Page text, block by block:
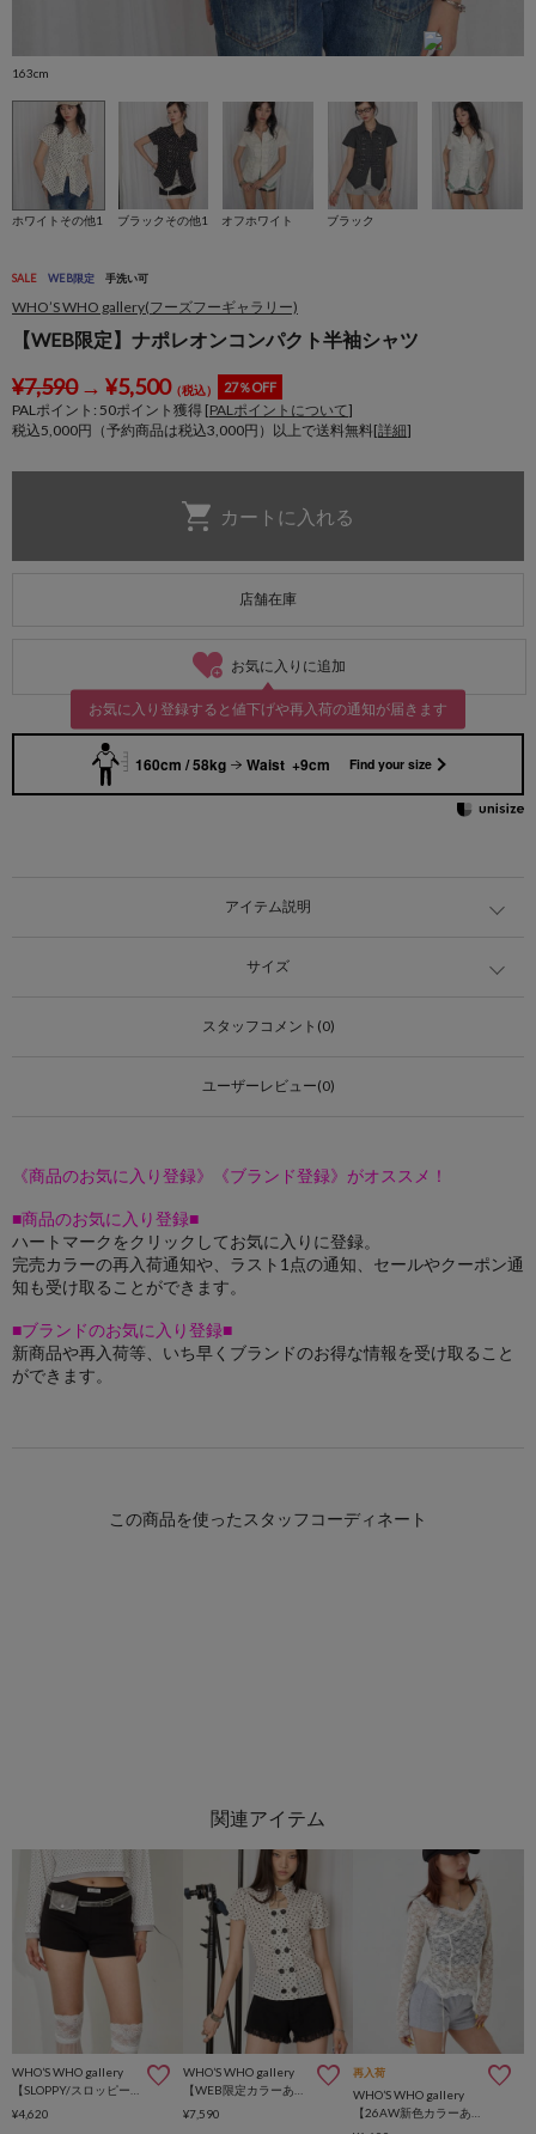
163cm
ホワイトその他1 ブラックその他1 オフホワイト ブラック
SALE WEB限定 手洗い可
WHO’S WHO gallery(フーズフーギャラリー)
【WEB限定】ナポレオンコンパクト半袖シャツ
¥7,590→ ¥5,500（税込） 27％OFF
PALポイント: 50ポイント獲得 [PALポイントについて]
税込5,000円（予約商品は税込3,000円）以上で送料無料[詳細]
店舗在庫
お気に入りに追加
お気に入り登録すると値下げや再入荷の通知が届きます
160cm / 58kg Waist +9cm Find your size
アイテム説明
サイズ
スタッフコメント(0)
ユーザーレビュー(0)
《商品のお気に入り登録》《ブランド登録》がオススメ！
■商品のお気に入り登録■
ハートマークをクリックしてお気に入りに登録。
完売カラーの再入荷通知や、ラスト1点の通知、セールやクーポン通
知も受け取ることができます。
■ブランドのお気に入り登録■
新商品や再入荷等、いち早くブランドのお得な情報を受け取ること
ができます。
WHO’S WHO gallery
【SLOPPY/スロッピー】リブショートパンツ
¥4,620
WHO’S WHO gallery
【WEB限定カラーあり】Wボタンギャザーブラウス(ドット柄・無地・チェック柄)
¥7,590
再入荷
WHO’S WHO gallery
【26AW新色カラーあり】レースガータートップス